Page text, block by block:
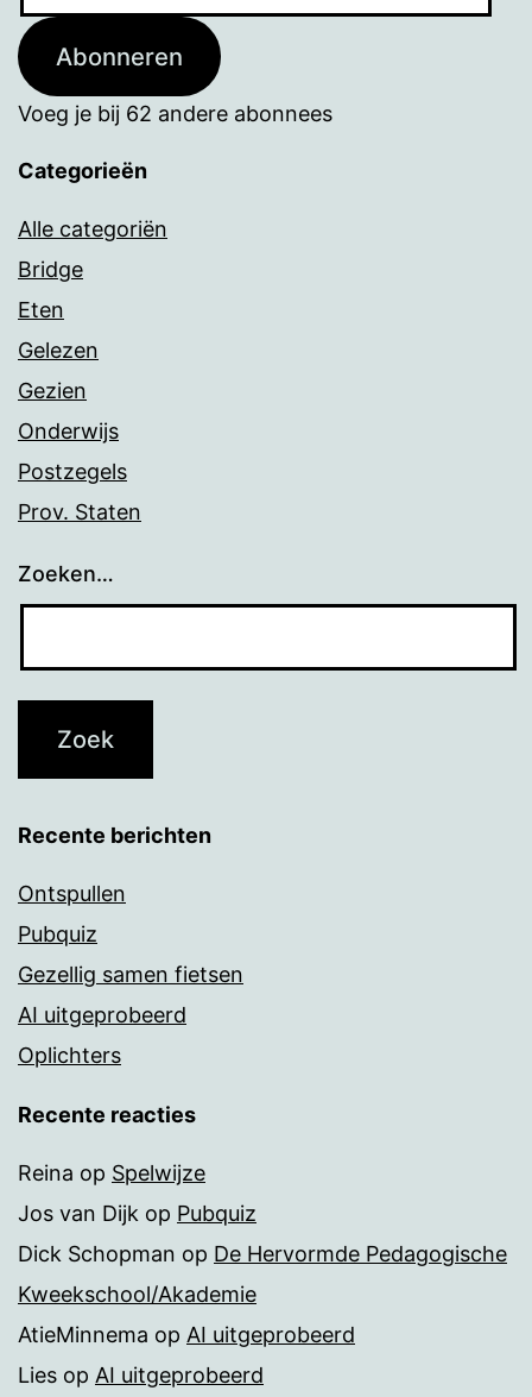
Abonneren
Voeg je bij 62 andere abonnees
Categorieën
Alle categoriën
Bridge
Eten
Gelezen
Gezien
Onderwijs
Postzegels
Prov. Staten
Zoeken…
Recente berichten
Ontspullen
Pubquiz
Gezellig samen fietsen
AI uitgeprobeerd
Oplichters
Recente reacties
Reina op Spelwijze
Jos van Dijk op Pubquiz
Dick Schopman op De Hervormde Pedagogische
Kweekschool/Akademie
AtieMinnema op AI uitgeprobeerd
Lies op AI uitgeprobeerd